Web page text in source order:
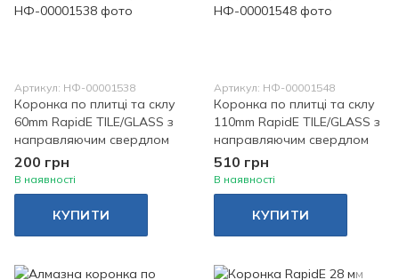
Артикул: НФ-00001538
Коронка по плитці та склу
60mm RapidE TILE/GLASS з
направляючим свердлом
200 грн
В наявності
КУПИТИ
Артикул: НФ-00001548
Коронка по плитці та склу
110mm RapidE TILE/GLASS з
направляючим свердлом
510 грн
В наявності
КУПИТИ